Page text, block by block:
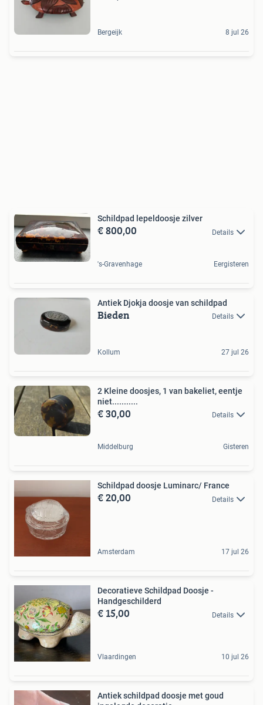
Bergeijk 8 jul 26
Schildpad lepeldoosje zilver
€ 800,00 Details
's-Gravenhage Eergisteren
Antiek Djokja doosje van schildpad
Bieden Details
Kollum 27 jul 26
2 Kleine doosjes, 1 van bakeliet, eentje
niet...........
€ 30,00 Details
Middelburg Gisteren
Schildpad doosje Luminarc/ France
€ 20,00 Details
Amsterdam 17 jul 26
Decoratieve Schildpad Doosje -
Handgeschilderd
€ 15,00 Details
Vlaardingen 10 jul 26
Antiek schildpad doosje met goud